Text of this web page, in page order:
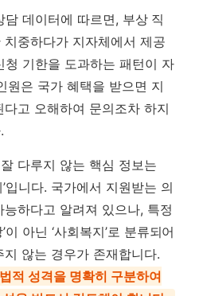
데이터에 따르면, 부상 직
중하다가 지자체에서 제공
청 기한을 도과하는 패턴이 자
원은 국가 혜택을 받으면 지
고 오해하여 문의조차 하지
다루지 않는 핵심 정보는
입니다. 국가에서 지원받는 의
하다고 알려져 있으나, 특정
이 아닌 ‘사회복지’로 분류되어
지 않는 경우가 존재합니다.
적 성격을 명확히 구분하여